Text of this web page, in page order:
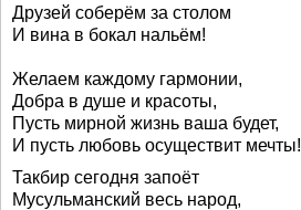
Друзей соберём за столом
И вина в бокал нальём!
Желаем каждому гармонии,
Добра в душе и красоты,
Пусть мирной жизнь ваша будет,
И пусть любовь осуществит мечты!
Такбир сегодня запоёт
Мусульманский весь народ,